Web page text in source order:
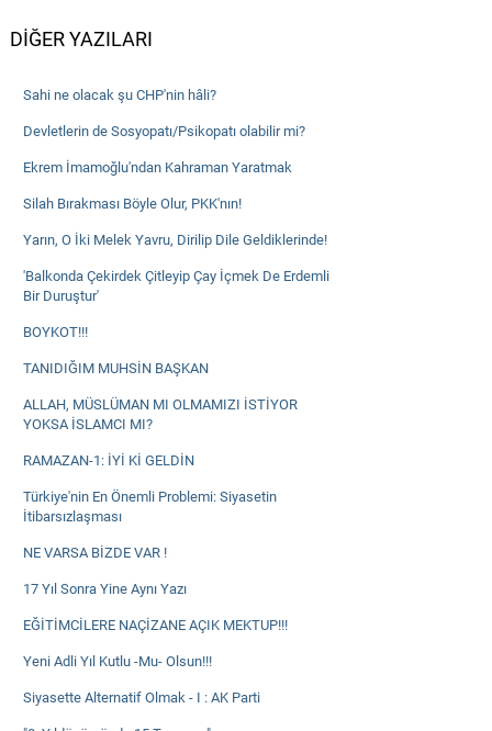
DİĞER YAZILARI
Sahi ne olacak şu CHP'nin hâli?
Devletlerin de Sosyopatı/Psikopatı olabilir mi?
Ekrem İmamoğlu'ndan Kahraman Yaratmak
Silah Bırakması Böyle Olur, PKK'nın!
Yarın, O İki Melek Yavru, Dirilip Dile Geldiklerinde!
'Balkonda Çekirdek Çitleyip Çay İçmek De Erdemli
Bir Duruştur'
BOYKOT!!!
TANIDIĞIM MUHSİN BAŞKAN
ALLAH, MÜSLÜMAN MI OLMAMIZI İSTİYOR
YOKSA İSLAMCI MI?
RAMAZAN-1: İYİ Kİ GELDİN
Türkiye'nin En Önemli Problemi: Siyasetin
İtibarsızlaşması
NE VARSA BİZDE VAR !
17 Yıl Sonra Yine Aynı Yazı
EĞİTİMCİLERE NAÇİZANE AÇIK MEKTUP!!!
Yeni Adli Yıl Kutlu -Mu- Olsun!!!
Siyasette Alternatif Olmak - I : AK Parti